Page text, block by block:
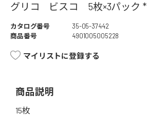
グリコ ビスコ 5枚×3パック *
カタログ番号
35-05-37442
商品番号
4901005005228
マイリストに登録する
商品説明
15枚